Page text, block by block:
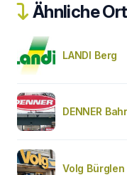
Ähnliche
LANDI Berg
DENNER
Volg Bürglen